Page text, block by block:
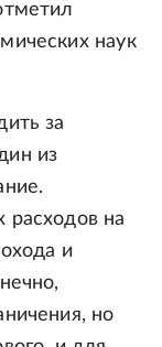
наук
за
из
расходов на
и
но